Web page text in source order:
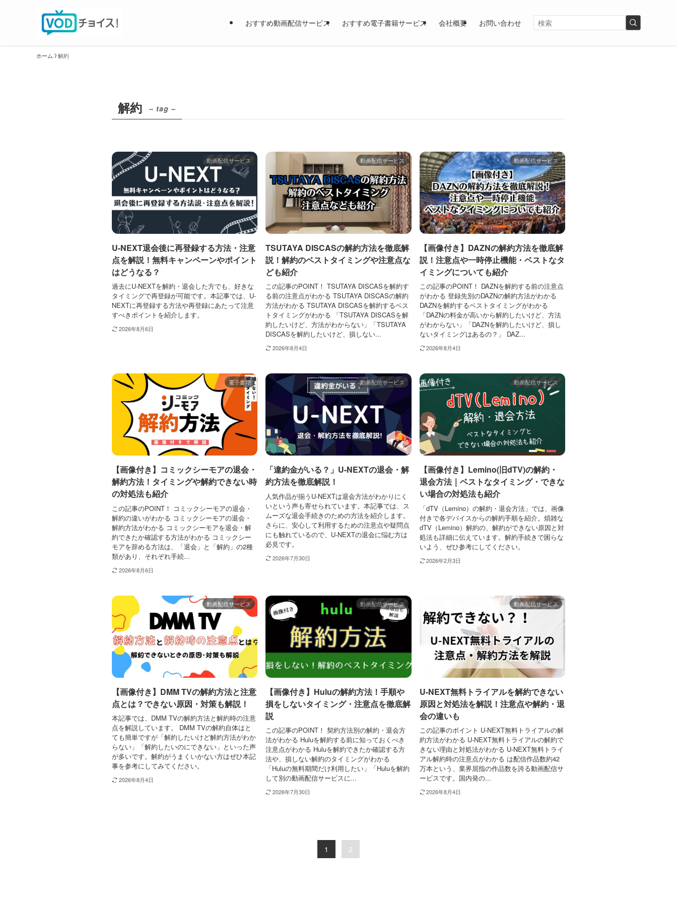
おすすめ動画配信サービス おすすめ電子書籍サービス 会社概要 お問い合わせ
ホーム 解約
解約 – tag –
動画配信サービス
U-NEXT退会後に再登録する方法・注意
点を解説！無料キャンペーンやポイント
はどうなる？
過去にU-NEXTを解約・退会した方でも、好きな
タイミングで再登録が可能です。本記事では、U-
NEXTに再登録する方法や再登録にあたって注意
すべきポイントを紹介します。
2026年8月6日
動画配信サービス
TSUTAYA DISCASの解約方法を徹底解
説！解約のベストタイミングや注意点な
ども紹介
この記事のPOINT！ TSUTAYA DISCASを解約す
る前の注意点がわかる TSUTAYA DISCASの解約
方法がわかる TSUTAYA DISCASを解約するベス
トタイミングがわかる 「TSUTAYA DISCASを解
約したいけど、方法がわからない」「TSUTAYA
DISCASを解約したいけど、損しない...
2026年8月4日
動画配信サービス
【画像付き】DAZNの解約方法を徹底解
説！注意点や一時停止機能・ベストなタ
イミングについても紹介
この記事のPOINT！ DAZNを解約する前の注意点
がわかる 登録先別のDAZNの解約方法がわかる
DAZNを解約するベストタイミングがわかる
「DAZNの料金が高いから解約したいけど、方法
がわからない」「DAZNを解約したいけど、損し
ないタイミングはあるの？」 DAZ...
2026年8月4日
電子書籍
【画像付き】コミックシーモアの退会・
解約方法！タイミングや解約できない時
の対処法も紹介
この記事のPOINT！ コミックシーモアの退会・
解約の違いがわかる コミックシーモアの退会・
解約方法がわかる コミックシーモアを退会・解
約できたか確認する方法がわかる コミックシー
モアを辞める方法は、「退会」と「解約」の2種
類があり、それぞれ手続...
2026年8月6日
動画配信サービス
「違約金がいる？」U-NEXTの退会・解
約方法を徹底解説！
人気作品が揃うU-NEXTは退会方法がわかりにく
いという声も寄せられています。本記事では、ス
ムーズな退会手続きのための方法を紹介します。
さらに、安心して利用するための注意点や疑問点
にも触れているので、U-NEXTの退会に悩む方は
必見です。
2026年7月30日
動画配信サービス
【画像付き】Lemino(旧dTV)の解約・
退会方法｜ベストなタイミング・できな
い場合の対処法も紹介
「dTV（Lemino）の解約・退会方法」では、画像
付きで各デバイスからの解約手順を紹介。煩雑な
dTV（Lemino）解約の、解約ができない原因と対
処法も詳細に伝えています。解約手続きで困らな
いよう、ぜひ参考にしてください。
2026年2月3日
動画配信サービス
【画像付き】DMM TVの解約方法と注意
点とは？できない原因・対策も解説！
本記事では、DMM TVの解約方法と解約時の注意
点を解説しています。 DMM TVの解約自体はと
ても簡単ですが「解約したいけど解約方法がわか
らない」「解約したいのにできない」といった声
が多いです。解約がうまくいかない方はぜひ本記
事を参考にしてみてください。
2026年8月4日
動画配信サービス
【画像付き】Huluの解約方法！手順や
損をしないタイミング・注意点を徹底解
説
この記事のPOINT！ 契約方法別の解約・退会方
法がわかる Huluを解約する前に知っておくべき
注意点がわかる Huluを解約できたか確認する方
法や、損しない解約のタイミングがわかる
「Huluの無料期間だけ利用したい」「Huluを解約
して別の動画配信サービスに...
2026年7月30日
動画配信サービス
U-NEXT無料トライアルを解約できない
原因と対処法を解説！注意点や解約・退
会の違いも
この記事のポイント U-NEXT無料トライアルの解
約方法がわかる U-NEXT無料トライアルの解約で
きない理由と対処法がわかる U-NEXT無料トライ
アル解約時の注意点がわかる は配信作品数約42
万本という、業界屈指の作品数を誇る動画配信サ
ービスです。国内発の...
2026年8月4日
1 2